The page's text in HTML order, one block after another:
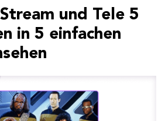
und Tele 5
in 5 einfachen